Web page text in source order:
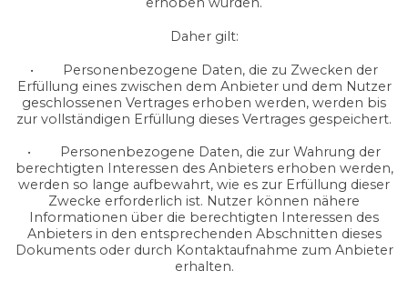
Daher gilt:
• Personenbezogene Daten, die zu Zwecken der
Erfüllung eines zwischen dem Anbieter und dem Nutzer
geschlossenen Vertrages erhoben werden, werden bis
zur vollständigen Erfüllung dieses Vertrages gespeichert.
• Personenbezogene Daten, die zur Wahrung der
berechtigten Interessen des Anbieters erhoben werden,
werden so lange aufbewahrt, wie es zur Erfüllung dieser
Zwecke erforderlich ist. Nutzer können nähere
Informationen über die berechtigten Interessen des
Anbieters in den entsprechenden Abschnitten dieses
Dokuments oder durch Kontaktaufnahme zum Anbieter
erhalten.